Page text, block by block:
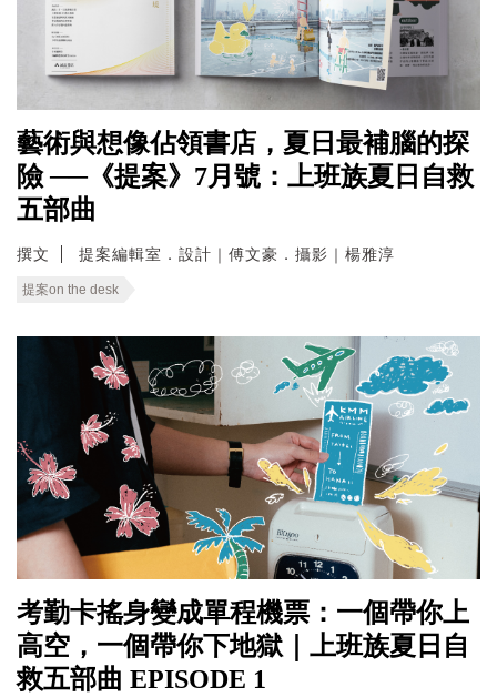
藝術與想像佔領書店，夏日最補腦的探
險 ──《提案》7月號：上班族夏日自救
五部曲
撰文 提案編輯室．設計｜傅文豪．攝影｜楊雅淳
提案on the desk
考勤卡搖身變成單程機票：一個帶你上
高空，一個帶你下地獄｜上班族夏日自
救五部曲 EPISODE 1